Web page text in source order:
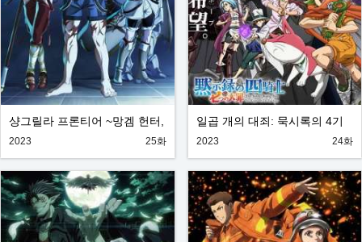
샹그릴라 프론티어 ~망겜 헌터,
갓겜에 도전하다~
2023 25화
일곱 개의 대죄: 묵시록의 4기
사
2023 24화